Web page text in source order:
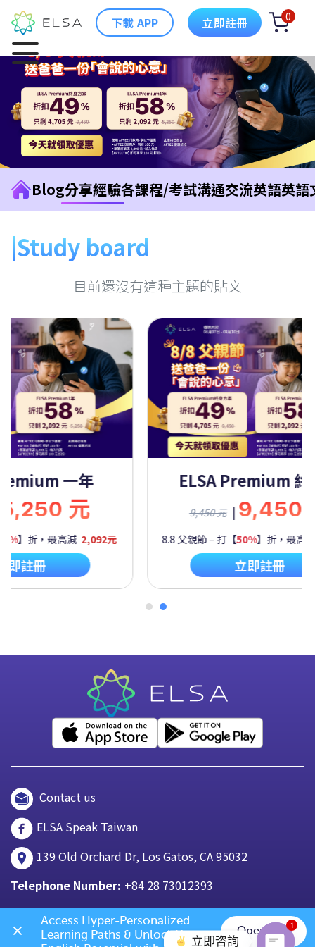
下載 APP 立即註冊 0
Blog分享經驗各課程/考試溝通交流英語英語
Study board
目前還沒有這種主題的貼文
一年
元
】折，最高減 2,092元
即註冊
ELSA Premium 終
9,450 元 | 9,450
8.8 父親節 – 打【50%】折，最高
立即註冊
Contact us
ELSA Speak Taiwan
139 Old Orchard Dr, Los Gatos, CA 95032
Telephone Number: +84 28 73012393
立即咨詢
1
Access Hyper-Personalized
Learning Paths & Unlock Your
Open App